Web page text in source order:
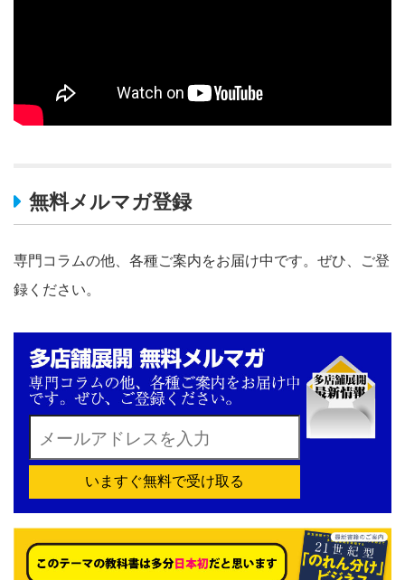
無料メルマガ登録
専門コラムの他、各種ご案内をお届け中です。ぜひ、ご登
録ください。
いますぐ無料で受け取る